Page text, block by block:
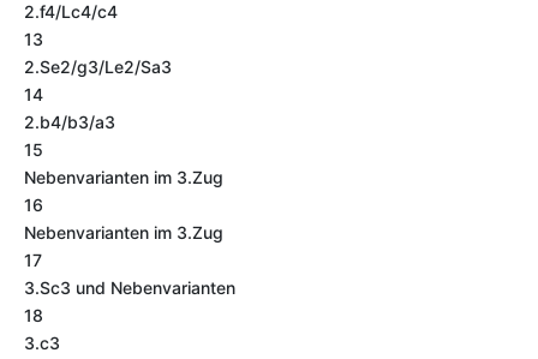
2.f4/Lc4/c4
13
2.Se2/g3/Le2/Sa3
14
2.b4/b3/a3
15
Nebenvarianten im 3.Zug
16
Nebenvarianten im 3.Zug
17
3.Sc3 und Nebenvarianten
18
3.c3